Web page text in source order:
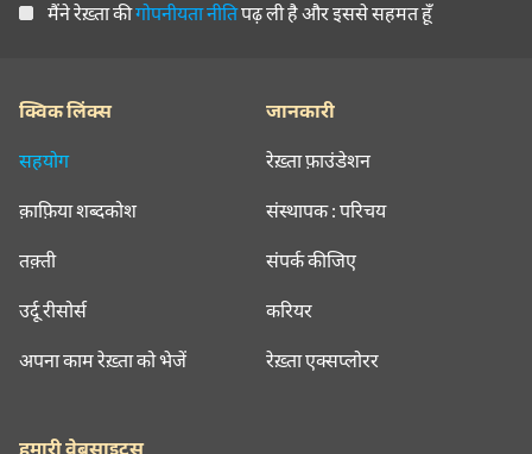
मैंने रेख़्ता कीगोपनीयता नीतिपढ़ ली है और इससे सहमत हूँ
क्विक लिंक्स
सहयोग
क़ाफ़िया शब्दकोश
तक़्ती
उर्दू रीसोर्स
अपना काम रेख़्ता को भेजें
जानकारी
रेख़्ता फ़ाउंडेशन
संस्थापक : परिचय
संपर्क कीजिए
करियर
रेख़्ता एक्सप्लोरर
हमारी वेबसाइट्स